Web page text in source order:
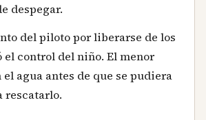
despegar.
del piloto por liberarse de los
el control del niño. El menor
agua antes de que se pudiera
rescatarlo.